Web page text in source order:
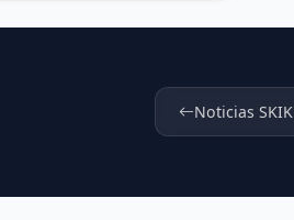
Noticias